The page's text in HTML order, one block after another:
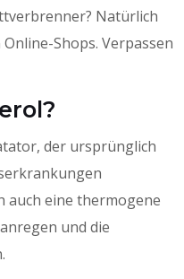
? Natürlich
Shops. Verpassen
der ursprünglich
auch eine thermogene
und die